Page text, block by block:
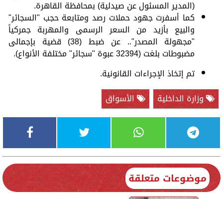
(المدير المسئول عن صيدلية) بمحافظة القاهرة.
كما أسفرت جهود حملات رصد ومتابعة حجب "السجائر"
والبيع بأزيد من السعر الرسمى والمهربة جمركياً
"مجهولة المصدر".. عن ضبط (38) قضية بإجمالى
مضبوطات بلغت (32394 عبوة "سجائر" مختلفة الأنواع).
تم إتخاذ الإجراءات القانونية.
وزارة الداخلية
الأسواق
موضوعات متعلقة